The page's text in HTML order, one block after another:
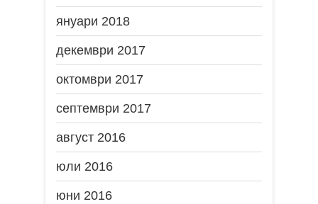
януари 2018
декември 2017
октомври 2017
септември 2017
август 2016
юли 2016
юни 2016